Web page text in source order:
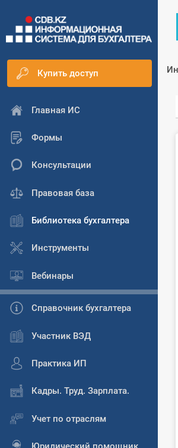
Купить доступ
Главная ИС
Формы
Консультации
Правовая база
Библиотека бухгалтера
Инструменты
Вебинары
Справочник бухгалтера
Участник ВЭД
Практика ИП
Кадры. Труд. Зарплата.
Учет по отраслям